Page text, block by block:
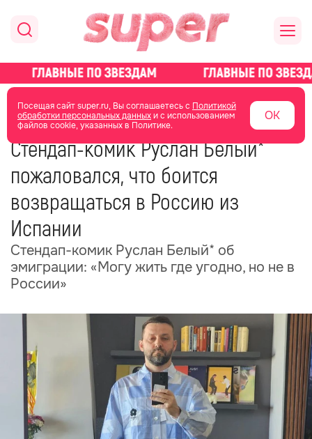
Посещая сайт super.ru, Вы соглашаетесь с Политикой
обработки персональных данныхи с использованием
файлов cookie, указанных в Политике.
ОК
главная новости о звездах новости
23 июня 2025 09:41
Стендап-комик Руслан Белый*
пожаловался, что боится
возвращаться в Россию из
Испании
Стендап-комик Руслан Белый* об
эмиграции: «Могу жить где угодно, но не в
России»